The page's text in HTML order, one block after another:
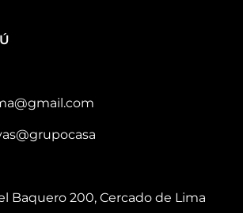
Baquero 200, Cercado de Lima